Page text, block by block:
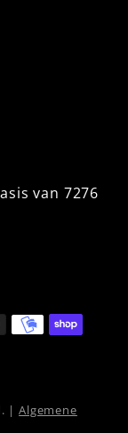
van 7276
|Algemene